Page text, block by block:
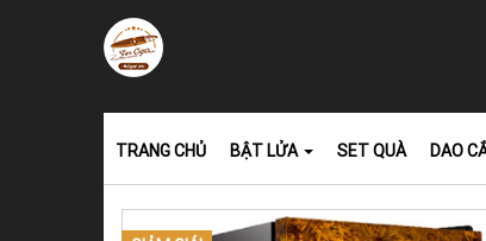
TRANG CHỦ BẬT LỬA SET QUÀ DAO